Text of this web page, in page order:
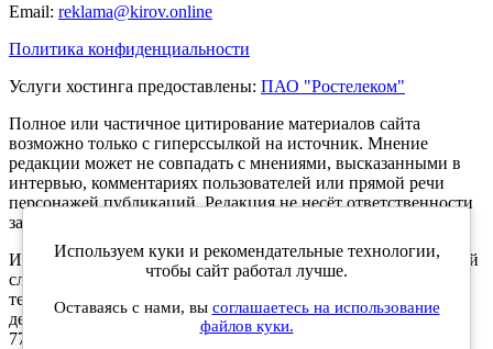
Email: reklama@kirov.online
Политика конфиденциальности
Услуги хостинга предоставлены: ПАО "Ростелеком"
Полное или частичное цитирование материалов сайта
возможно только с гиперссылкой на источник. Мнение
редакции может не совпадать с мнениями, высказанными в
интервью, комментариях пользователей или прямой речи
персонажей публикаций. Редакция не несёт ответственности
за текст комментариев читателей.
Интернет-портал Kirov.online зарегистрирован в Федеральной
службе по надзору в сфере связи, информационных
технологий и массовых коммуникаций (Роскомнадзор) 5
декабря 2019 года. Регистрационный номер ЭЛ № ФС 77 -
77189.
Используем куки и рекомендательные технологии,
чтобы сайт работал лучше.
Оставаясь с нами, вы соглашаетесь на использование
файлов куки.